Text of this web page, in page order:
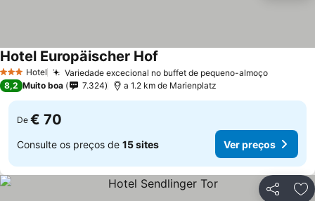
3 EstrelasHotel Variedade excecional no buffet de pequeno-almoço
Hotel Europäischer Hof
8,2 Muito boa 7.324 a 1.2 km de Marienplatz
De € 70
Consulte os preços de 15 sites Ver preços
Partilhar